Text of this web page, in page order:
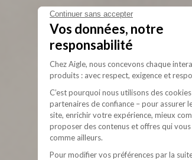
Continuer sans accepter
Vos données, notre
responsabilité
Plateforme de Gestion
Chez Aigle, nous concevons chaque
produits : avec respect, exigence et
C’est pourquoi nous utilisons des
partenaires de confiance – pour assurer
site, enrichir votre expérience, mieux
proposer des contenus et offres qui
comme ailleurs.
Pour modifier vos préférences par la
Axeptio